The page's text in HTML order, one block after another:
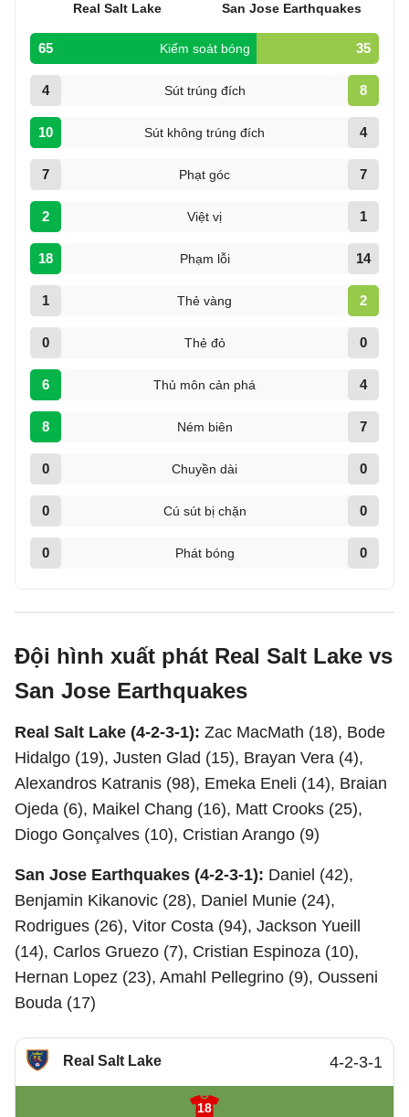
Real Salt Lake San Jose Earthquakes
65 Kiểm soát bóng 35
4 Sút trúng đích 8
10 Sút không trúng đích 4
7 Phạt góc 7
2 Việt vị 1
18 Phạm lỗi 14
1 Thẻ vàng 2
0 Thẻ đỏ 0
6 Thủ môn cản phá 4
8 Ném biên 7
0 Chuyền dài 0
0 Cú sút bị chặn 0
0 Phát bóng 0
Đội hình xuất phát Real Salt Lake vs
San Jose Earthquakes
Real Salt Lake (4-2-3-1): Zac MacMath (18), Bode
Hidalgo (19), Justen Glad (15), Brayan Vera (4),
Alexandros Katranis (98), Emeka Eneli (14), Braian
Ojeda (6), Maikel Chang (16), Matt Crooks (25),
Diogo Gonçalves (10), Cristian Arango (9)
San Jose Earthquakes (4-2-3-1): Daniel (42),
Benjamin Kikanovic (28), Daniel Munie (24),
Rodrigues (26), Vitor Costa (94), Jackson Yueill
(14), Carlos Gruezo (7), Cristian Espinoza (10),
Hernan Lopez (23), Amahl Pellegrino (9), Ousseni
Bouda (17)
Real Salt Lake 4-2-3-1
18